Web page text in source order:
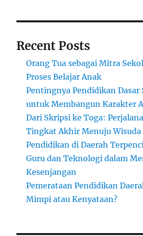
Recent Posts
Orang Tua sebagai Mitra
Proses Belajar Anak
Pentingnya Pendidikan Dasar
untuk Membangun Karakter
Dari Skripsi ke Toga:
Tingkat Akhir Menuju
Pendidikan di Daerah
Guru dan Teknologi dalam
Kesenjangan
Pemerataan Pendidikan
Mimpi atau Kenyataan?